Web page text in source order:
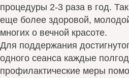
процедуры 2-3 раза в год.
еще более здоровой,
многих о вечной красоте.
Для поддержания
одного сеанса каждые
профилактические меры